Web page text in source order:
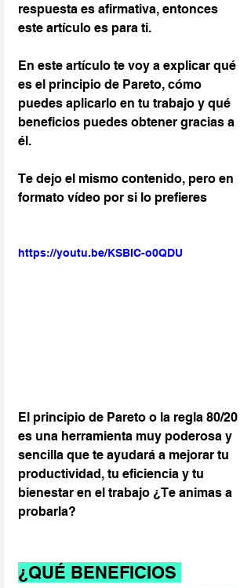
respuesta es afirmativa, entonces
este artículo es para ti.
En este artículo te voy a explicar qué
es el principio de Pareto, cómo
puedes aplicarlo en tu trabajo y qué
beneficios puedes obtener gracias a
él.
Te dejo el mismo contenido, pero en
formato vídeo por si lo prefieres
https://youtu.be/KSBIC-o0QDU
El principio de Pareto o la regla 80/20
es una herramienta muy poderosa y
sencilla que te ayudará a mejorar tu
productividad, tu eficiencia y tu
bienestar en el trabajo ¿Te animas a
probarla?
¿QUÉ BENEFICIOS